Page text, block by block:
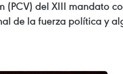
del XIII mandato
de la fuerza política y